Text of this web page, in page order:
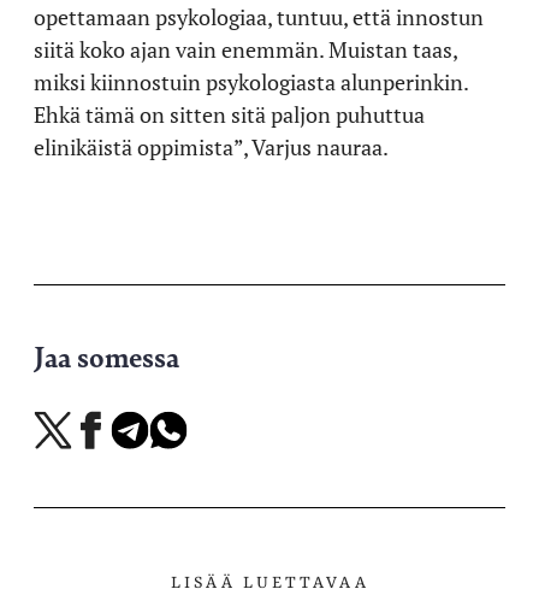
opettamaan psykologiaa, tuntuu, että innostun
siitä koko ajan vain enemmän. Muistan taas,
miksi kiinnostuin psykologiasta alunperinkin.
Ehkä tämä on sitten sitä paljon puhuttua
elinikäistä oppimista”, Varjus nauraa.
Jaa somessa
Jaa
X-
Jaa
Facebookissa
Jaa
Telegramissa
Jaa
WhatsAppissa
LISÄÄ LUETTAVAA